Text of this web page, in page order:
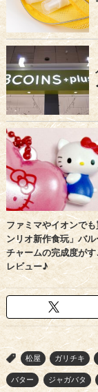
> 松屋 ガリチキ
バター ジャガバタ